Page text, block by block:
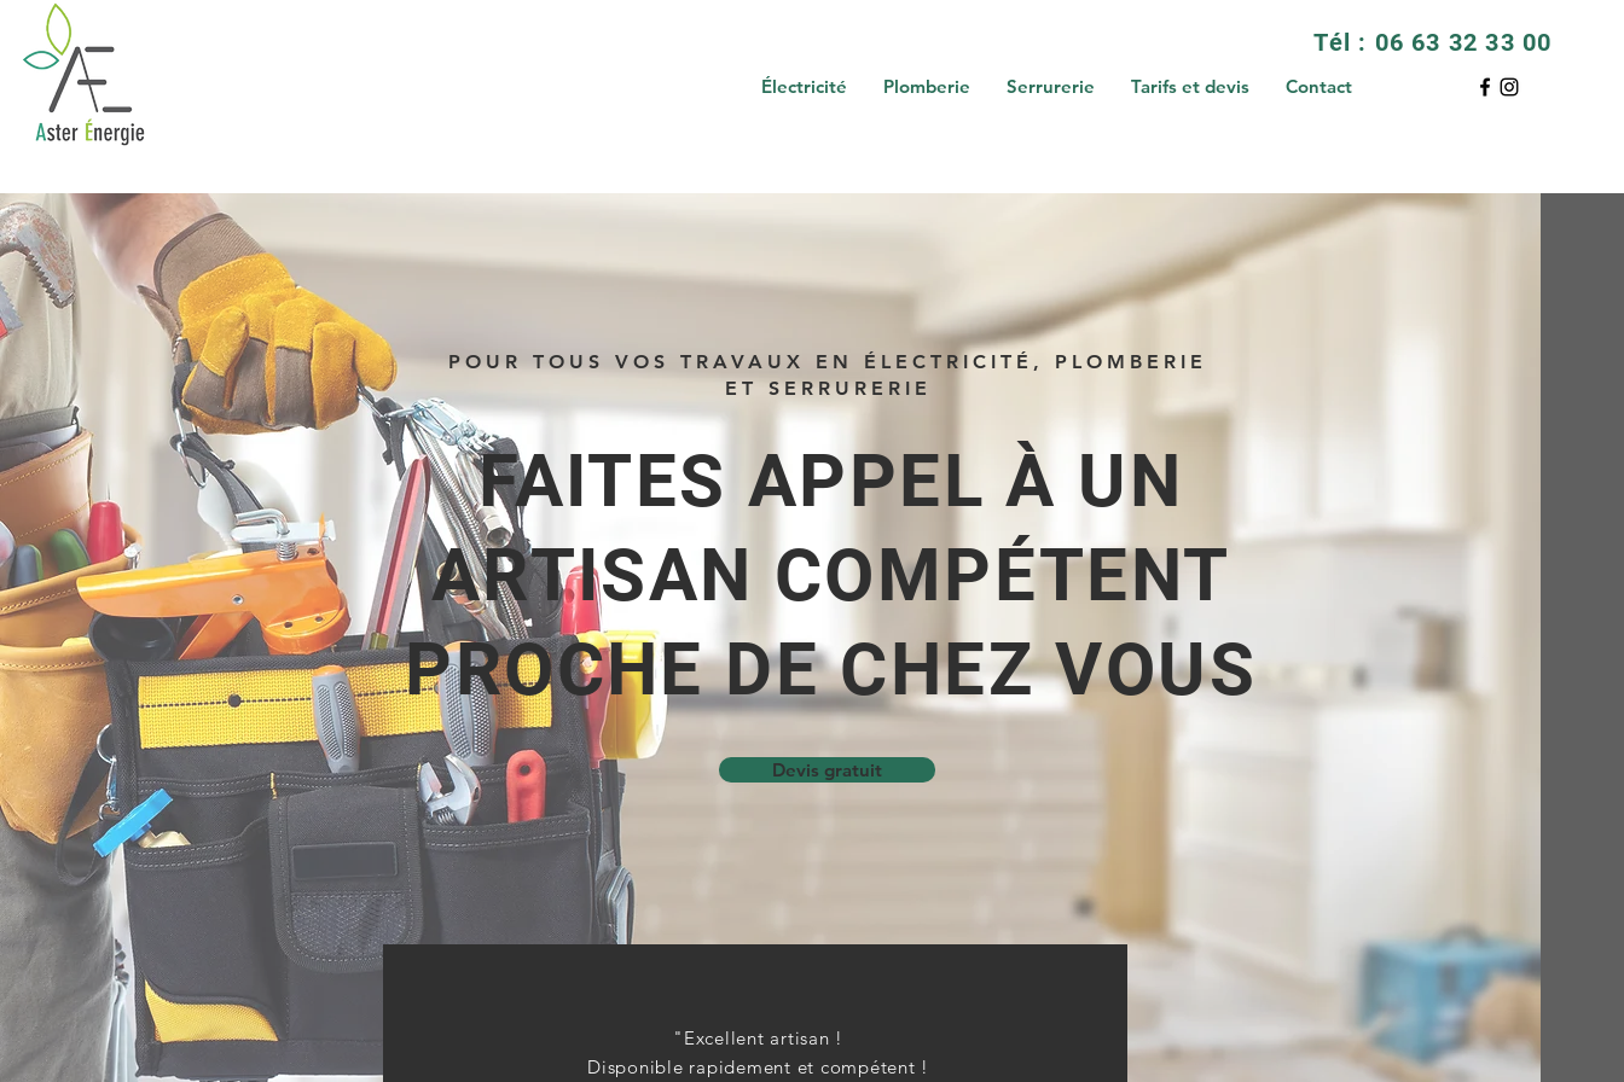
Tél : 06 63 32 33 00
Électricité Plomberie Serrurerie Tarifs et devis Contact
POUR TOUS VOS TRAVAUX EN ÉLECTRICITÉ, PLOMBERIE
ET SERRURERIE
FAITES APPEL À UN
ARTISAN COMPÉTENT
PROCHE DE CHEZ VOUS
Devis gratuit
"Excellent artisan !
Disponible rapidement et compétent !